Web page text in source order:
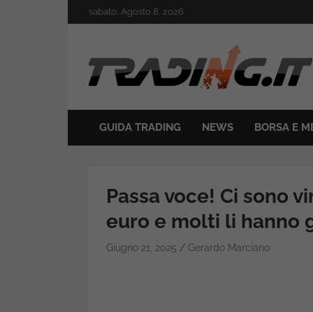
to
sabato, Agosto 8, 2026
Trading.it
GUIDA TRADING NEWS BORSA E
Passa voce! Ci sono
euro e molti li hanno
Giugno 21, 2025 Gerardo Marciano